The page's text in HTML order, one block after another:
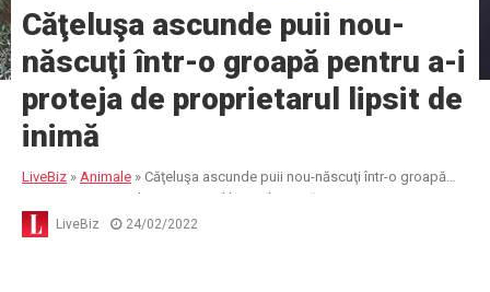
Căţeluşa ascunde puii nou-
născuţi într-o groapă pentru a-i
proteja de proprietarul lipsit de
inimă
LiveBiz » Animale » Căţeluşa ascunde puii nou-născuţi într-o groapă
pentru a-i proteja de proprietarul lipsit de inimă
LiveBiz 24/02/2022